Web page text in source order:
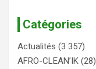
Catégories
Actualités (3 357)
AFRO-CLEAN’IK (28)